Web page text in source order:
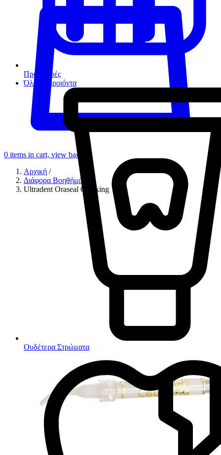
Προσφορές
Όλα τα προιόντα
Ουδέτερα Στρώματα
0 items in cart, view bag
Αρχική /
Διάφορα Βοηθήματα
Ultradent Oraseal Caulking